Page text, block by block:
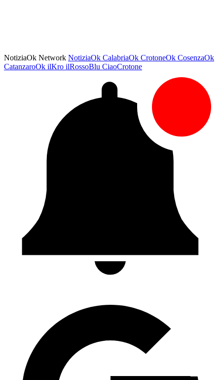
NotiziaOk Network NotiziaOk CalabriaOk CrotoneOk CosenzaOk
CatanzaroOk ilKro ilRossoBlu CiaoCrotone